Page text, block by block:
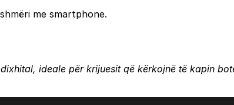
me smartphone.
ideale për krijuesit që kërkojnë të kapin